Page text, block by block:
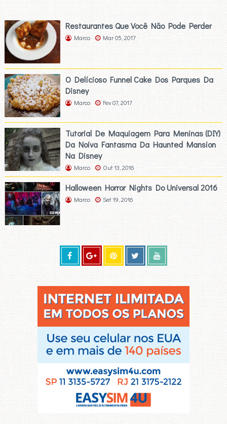
Restaurantes Que Você Não Pode Perder
Marco Mar 05, 2017
O Delícioso Funnel Cake Dos Parques Da
Disney
Marco Fev 07, 2017
Tutorial De Maquiagem Para Meninas (DIY)
Da Noiva Fantasma Da Haunted Mansion
Na Disney
Marco Out 13, 2016
Halloween Horror Nights Do Universal 2016
Marco Set 19, 2016